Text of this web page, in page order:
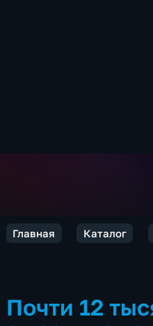
Главная Каталог
Почти 12